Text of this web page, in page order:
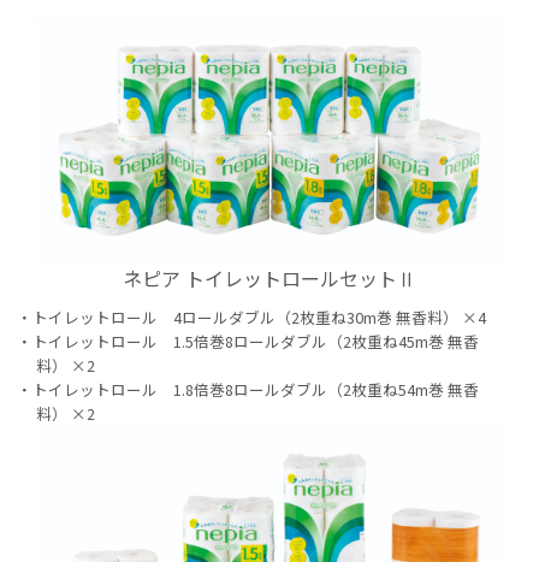
ネピア トイレットロールセットⅡ
トイレットロール 4ロールダブル（2枚重ね30m巻 無香料） ×4
トイレットロール 1.5倍巻8ロールダブル（2枚重ね45m巻 無香
料） ×2
トイレットロール 1.8倍巻8ロールダブル（2枚重ね54m巻 無香
料） ×2